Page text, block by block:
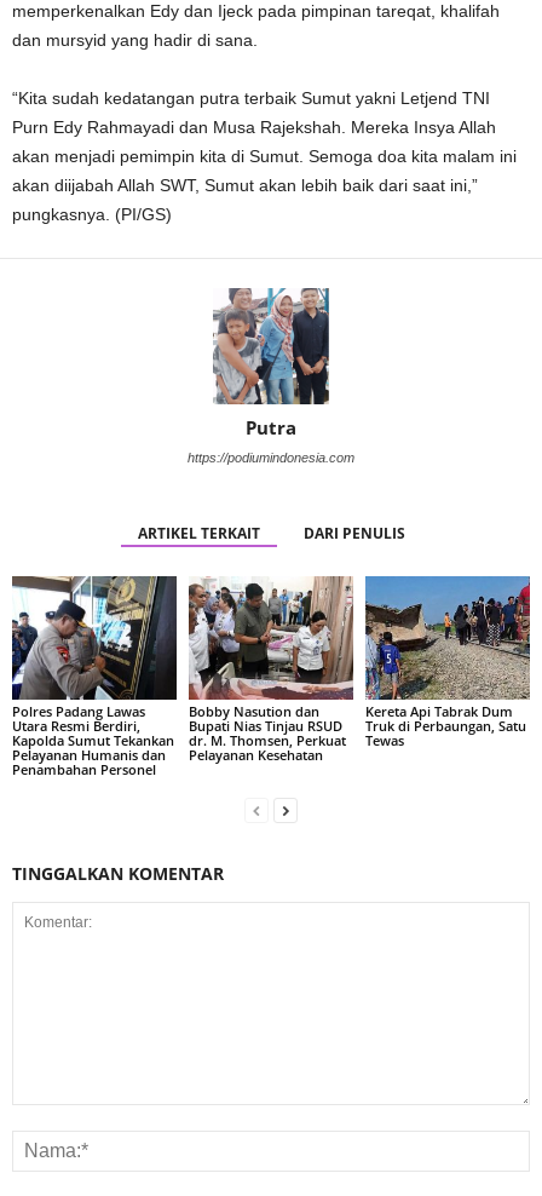
memperkenalkan Edy dan Ijeck pada pimpinan tareqat, khalifah
dan mursyid yang hadir di sana.
“Kita sudah kedatangan putra terbaik Sumut yakni Letjend TNI
Purn Edy Rahmayadi dan Musa Rajekshah. Mereka Insya Allah
akan menjadi pemimpin kita di Sumut. Semoga doa kita malam ini
akan diijabah Allah SWT, Sumut akan lebih baik dari saat ini,”
pungkasnya. (PI/GS)
Putra
https://podiumindonesia.com
ARTIKEL TERKAIT DARI PENULIS
Polres Padang Lawas
Utara Resmi Berdiri,
Kapolda Sumut Tekankan
Pelayanan Humanis dan
Penambahan Personel
Bobby Nasution dan
Bupati Nias Tinjau RSUD
dr. M. Thomsen, Perkuat
Pelayanan Kesehatan
Kereta Api Tabrak Dum
Truk di Perbaungan, Satu
Tewas
TINGGALKAN KOMENTAR